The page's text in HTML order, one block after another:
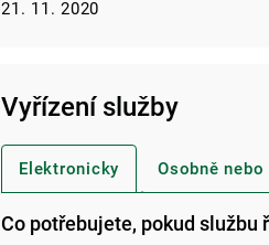
21. 11. 2020
Vyřízení služby
Elektronicky Osobně
Co potřebujete, pokud službu